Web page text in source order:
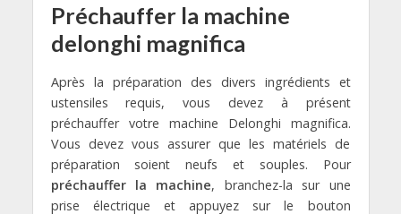
Préchauffer la machine
delonghi magnifica
Après la préparation des divers ingrédients et
ustensiles requis, vous devez à présent
préchauffer votre machine Delonghi magnifica.
Vous devez vous assurer que les matériels de
préparation soient neufs et souples. Pour
préchauffer la machine, branchez-la sur une
prise électrique et appuyez sur le bouton